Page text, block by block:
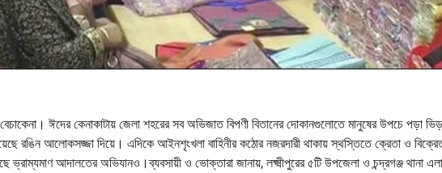
ঈদের কেনাকাটায় জেলা শহরের সব অভিজাত বিপণী বিতানের দোকানগুলোতে মানুষের উপচে পড়া
রঙিন আলোকসজ্জা দিয়ে। এদিকে আইনশৃংখলা বাহিনীর কঠোর নজরদারী থাকায় স্থস্তিতে ক্রেতা ও
ভ্রাম্যমাণ আদালতের অভিযানও।ব্যবসায়ী ও ভোক্তারা জানায়, লক্ষ্মীপুরের ৫টি উপজেলা ও চন্দ্রগঞ্জ থানা